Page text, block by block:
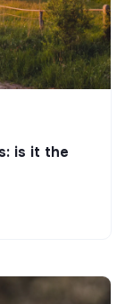
is it the